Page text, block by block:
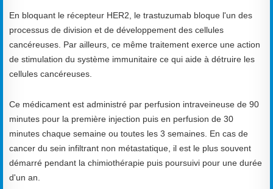
En bloquant le récepteur HER2, le trastuzumab bloque l'un des
processus de division et de développement des cellules
cancéreuses. Par ailleurs, ce même traitement exerce une action
de stimulation du système immunitaire ce qui aide à détruire les
cellules cancéreuses.
Ce médicament est administré par perfusion intraveineuse de 90
minutes pour la première injection puis en perfusion de 30
minutes chaque semaine ou toutes les 3 semaines. En cas de
cancer du sein infiltrant non métastatique, il est le plus souvent
démarré pendant la chimiothérapie puis poursuivi pour une durée
d'un an.